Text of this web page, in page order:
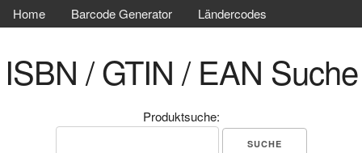
Home Barcode Generator Ländercodes
ISBN / GTIN / EAN Suche
Produktsuche: